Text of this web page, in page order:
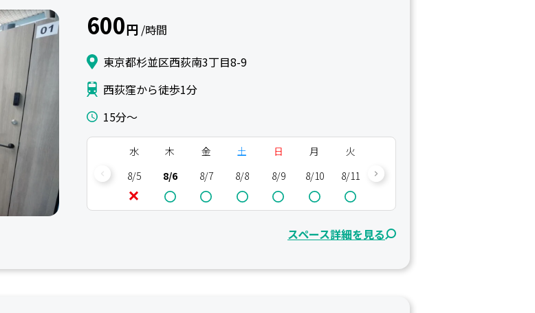
600円 /時間
東京都杉並区西荻南3丁目8-9
西荻窪から徒歩1分
15分〜
水
8/5
木
8/6
金
8/7
土
8/8
日
8/9
月
8/10
火
8/11
8/12
スペース詳細を見る